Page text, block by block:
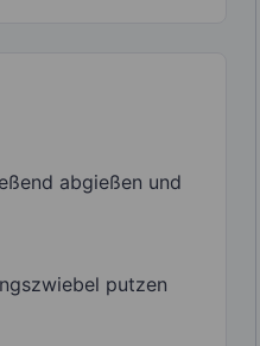
abgießen und
putzen